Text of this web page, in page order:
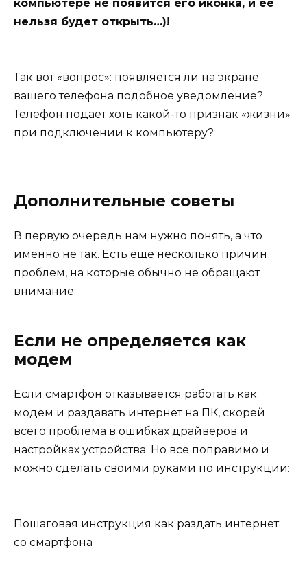
компьютере не появится его иконка, и ее
нельзя будет открыть…)!
Так вот «вопрос»: появляется ли на экране
вашего телефона подобное уведомление?
Телефон подает хоть какой-то признак «жизни»
при подключении к компьютеру?
Дополнительные советы
В первую очередь нам нужно понять, а что
именно не так. Есть еще несколько причин
проблем, на которые обычно не обращают
внимание:
Если не определяется как
модем
Если смартфон отказывается работать как
модем и раздавать интернет на ПК, скорей
всего проблема в ошибках драйверов и
настройках устройства. Но все поправимо и
можно сделать своими руками по инструкции:
Пошаговая инструкция как раздать интернет
со смартфона